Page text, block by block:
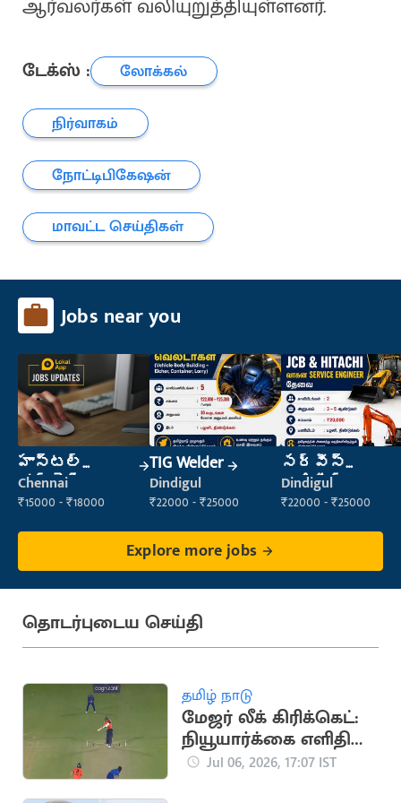
ஆர்வலர்கள் வலியுறுத்தியுள்ளனர்.
டேக்ஸ் :
லோக்கல்
நிர்வாகம்
நோட்டிபிகேஷன்
மாவட்ட செய்திகள்
Jobs near you
హాస్టల్
వార్డెన్
Chennai
₹15000 - ₹18000
TIG Welder
Dindigul
₹22000 - ₹25000
సర్వీస్
ఇంజినీర్
Dindigul
₹22000 - ₹25000
Explore more jobs
தொடர்புடைய செய்தி
தமிழ் நாடு
மேஜர் லீக் கிரிக்கெட்:
நியூயார்க்கை எளிதில்
வீழ்த்திய சான்
Jul 06, 2026, 17:07 IST